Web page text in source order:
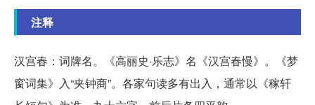
注释
汉宫春：词牌名。《高丽史·乐志》名《汉宫春慢》。《梦
窗词集》入“夹钟商”。各家句读多有出入，通常以《稼轩